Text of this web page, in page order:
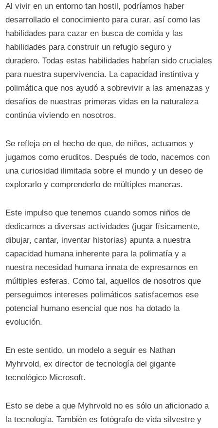
Al vivir en un entorno tan hostil, podríamos haber
desarrollado el conocimiento para curar, así como las
habilidades para cazar en busca de comida y las
habilidades para construir un refugio seguro y
duradero. Todas estas habilidades habrían sido cruciales
para nuestra supervivencia. La capacidad instintiva y
polimática que nos ayudó a sobrevivir a las amenazas y
desafíos de nuestras primeras vidas en la naturaleza
continúa viviendo en nosotros.
Se refleja en el hecho de que, de niños, actuamos y
jugamos como eruditos. Después de todo, nacemos con
una curiosidad ilimitada sobre el mundo y un deseo de
explorarlo y comprenderlo de múltiples maneras.
Este impulso que tenemos cuando somos niños de
dedicarnos a diversas actividades (jugar físicamente,
dibujar, cantar, inventar historias) apunta a nuestra
capacidad humana inherente para la polimatía y a
nuestra necesidad humana innata de expresarnos en
múltiples esferas. Como tal, aquellos de nosotros que
perseguimos intereses polimáticos satisfacemos ese
potencial humano esencial que nos ha dotado la
evolución.
En este sentido, un modelo a seguir es Nathan
Myhrvold, ex director de tecnología del gigante
tecnológico Microsoft.
Esto se debe a que Myhrvold no es sólo un aficionado a
la tecnología. También es fotógrafo de vida silvestre y